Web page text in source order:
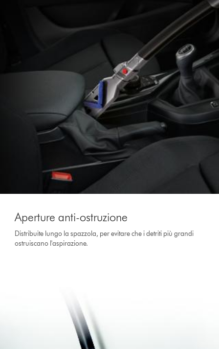
Aperture anti-ostruzione
Distribuite lungo la spazzola, per evitare che i detriti più grandi
ostruiscano l'aspirazione.